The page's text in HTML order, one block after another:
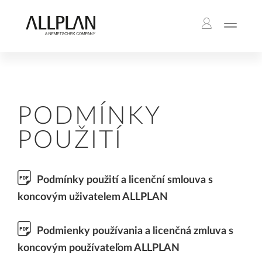
PODMÍNKY
POUŽITÍ
Podmínky použití a licenční smlouva s
koncovým uživatelem ALLPLAN
Podmienky používania a licenčná zmluva s
koncovým používateľom ALLPLAN